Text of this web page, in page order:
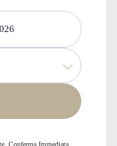
Conferma Immediata